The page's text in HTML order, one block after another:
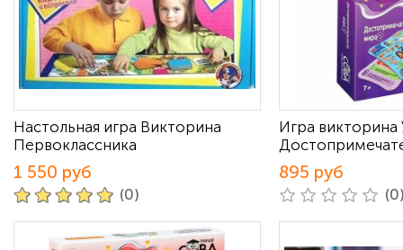
Настольная игра Викторина
Первоклассника
1 550 руб
(0)
Игра викторина
895 руб